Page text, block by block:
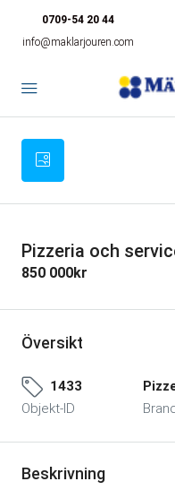
0709-54 20 44
info@maklarjouren.com
Pizzeria och
850 000kr
Översikt
1433
Objekt-ID
Beskrivning